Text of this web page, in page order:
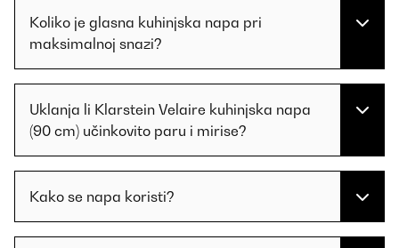
Koliko je glasna kuhinjska napa pri
maksimalnoj snazi?
Uklanja li Klarstein Velaire kuhinjska napa
(90 cm) učinkovito paru i mirise?
Kako se napa koristi?